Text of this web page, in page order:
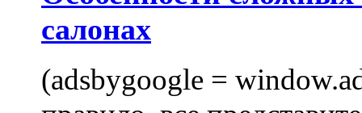
салонах
(adsbygoogle =